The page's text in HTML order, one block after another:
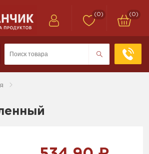
(0) (0)